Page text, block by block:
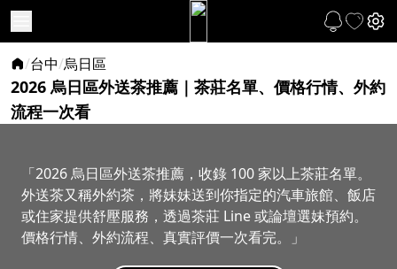
/台中/烏日區
2026 烏日區外送茶推薦｜茶莊名單、價格行情、外約
流程一次看
「2026 烏日區外送茶推薦，收錄 100 家以上茶莊名單。
外送茶又稱外約茶，將妹妹送到你指定的汽車旅館、飯店
或住家提供舒壓服務，透過茶莊 Line 或論壇選妹預約。
價格行情、外約流程、真實評價一次看完。」